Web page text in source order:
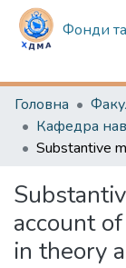
Фонди
Головна
account
in theory